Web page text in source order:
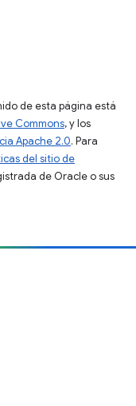
de esta página está
Commons, y los
Apache 2.0. Para
del sitio de
de Oracle o sus